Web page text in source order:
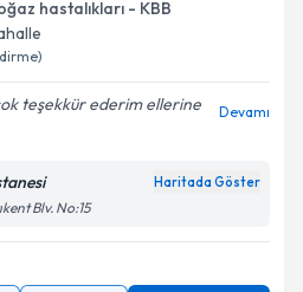
hastalıkları - KBB
teşekkür ederim ellerine
Devamı
Haritada Göster
Blv. No:15